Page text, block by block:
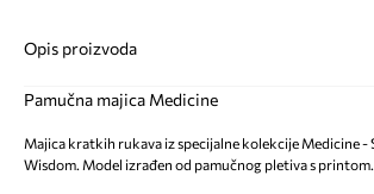
Opis proizvoda
Pamučna majica Medicine
Majica kratkih rukava iz specijalne kolekcije Medicine -
Wisdom. Model izrađen od pamučnog pletiva s printom.